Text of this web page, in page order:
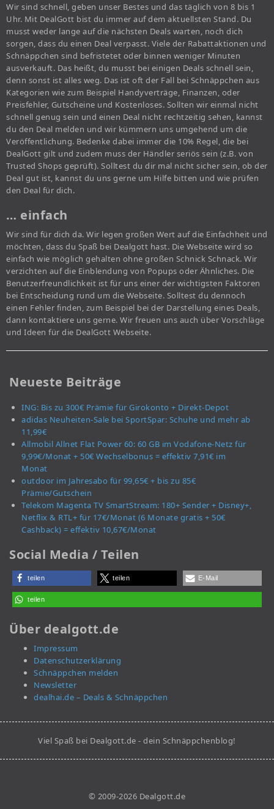
Wir sind schnell, geben unser Bestes und das täglich von 8 bis 1
Uhr. Mit DealGott bist du immer auf dem aktuellsten Stand. Du
musst weder lange auf die nächsten Deals warten, noch dich
sorgen, dass du einen Deal verpasst. Viele der Rabattaktionen und
Schnäppchen sind befristetet oder binnen weniger Minuten
ausverkauft. Das heißt, du musst bei einigen Deals schnell sein,
denn sonst ist alles weg. Das ist oft der Fall bei Schnäppchen aus
Kategorien wie zum Beispiel Handyverträge, Finanzen, oder
Preisfehler, Gutscheine und Kostenloses. Sollten wir einmal nicht
schnell genug sein und einen Deal nicht rechtzeitig sehen, kannst
du den Deal melden und wir kümmern uns umgehend um die
Veröffentlichung. Bedenke dabei immer die 10% Regel, die bei
DealGott gilt und zudem muss der Händler seriös sein (z.B. von
Trusted Shops geprüft). Solltest du dir mal nicht sicher sein, ob der
Deal gut ist, kannst du uns gerne um Hilfe bitten und wie prüfen
den Deal für dich.
… einfach
Wir sind für dich da. Wir legen großen Wert auf die Einfachheit und
möchten, dass du Spaß bei Dealgott hast. Die Webseite wird so
einfach wie möglich gehalten ohne großen Schnick Schnack. Wir
verzichten auf die Einblendung von Popups oder Ähnliches. Die
Benutzerfreundlichkeit ist für uns einer der wichtigsten Faktoren
bei Entscheidung rund um die Webseite. Solltest du dennoch
einen Fehler finden, zum Beispiel bei der Darstellung eines Deals,
dann kontaktiere uns gerne. Wir freuen uns auch über Vorschläge
und Ideen für die DealGott Webseite.
Neueste Beiträge
ING: Bis zu 300€ Prämie für Girokonto + Direkt-Depot
adidas Neuheiten-Sale bei SportSpar: Schuhe und mehr ab
11,99€
Allmobil Allnet Flat Power 60: 60 GB im Vodafone-Netz für
9,99€/Monat + 50€ Wechselbonus = effektiv 7,91€ im
Monat
outdoor im Jahresabo für 99,65€ + bis zu 85€
Prämie/Gutschein
Telekom Magenta TV SmartStream: 180+ Sender + Disney+,
Netflix & RTL+ für 17€/Monat (6 Monate gratis + 50€
Cashback) = effektiv 10,67€/Monat
Social Media / Teilen
teilen teilen E-Mail
teilen
Über dealgott.de
Impressum
Datenschutzerklärung
Schnäppchen melden
Newsletter
dealhai.de – Deals & Schnäppchen
Viel Spaß bei Dealgott.de - dein Schnäppchenblog!
© 2009-2026 Dealgott.de